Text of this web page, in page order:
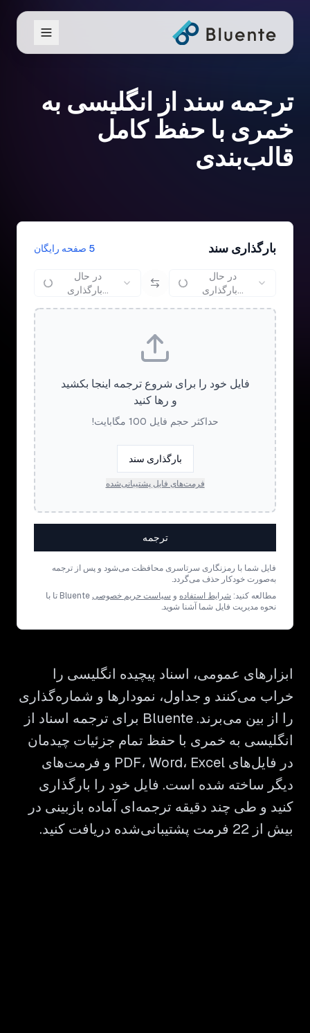
ترجمه سند از انگلیسی به
خمری با حفظ کامل
قالب‌بندی
بارگذاری سند 5 صفحه رایگان
در حال
بارگذاری...
در حال
بارگذاری...
فایل خود را برای شروع ترجمه اینجا بکشید
و رها کنید
حداکثر حجم فایل 100 مگابایت!
بارگذاری سند
فرمت‌های فایل پشتیبانی‌شده
ترجمه
فایل شما با رمزنگاری سرتاسری محافظت می‌شود و پس از ترجمه
به‌صورت خودکار حذف می‌گردد.
مطالعه کنید: شرایط استفاده و سیاست حریم خصوصی
Bluente تا با
نحوه مدیریت فایل شما آشنا شوید.
ابزارهای عمومی، اسناد پیچیده انگلیسی را
خراب می‌کنند و جداول، نمودارها و شماره‌گذاری
را از بین می‌برند. Bluente برای ترجمه اسناد از
انگلیسی به خمری با حفظ تمام جزئیات چیدمان
در فایل‌های PDF، Word، Excel و فرمت‌های
دیگر ساخته شده است. فایل خود را بارگذاری
کنید و طی چند دقیقه ترجمه‌ای آماده بازبینی در
بیش از 22 فرمت پشتیبانی‌شده دریافت کنید.